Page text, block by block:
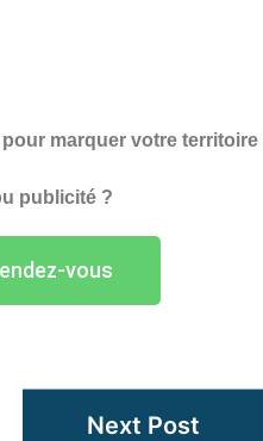
Next Post
marquer votre territoire
publicité ?
vous